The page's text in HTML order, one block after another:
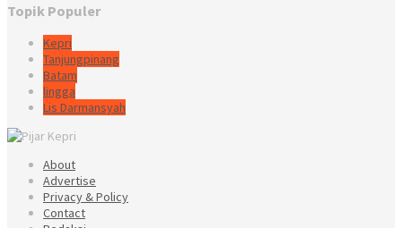
Topik Populer
Kepri
Tanjungpinang
Batam
lingga
Lis Darmansyah
About
Advertise
Privacy & Policy
Contact